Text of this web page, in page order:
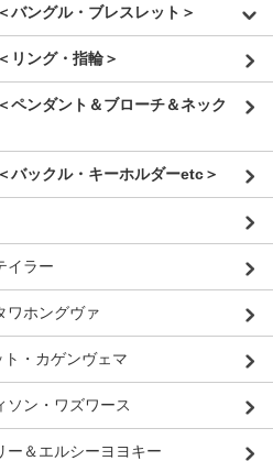
バングル・ブレスレット＞
リング・指輪＞
ペンダント＆ブローチ＆ネック
バックル・キーホルダーetc＞
イラー
ワホングヴァ
ト・カゲンヴェマ
ソン・ワズワース
ー＆エルシーヨヨキー